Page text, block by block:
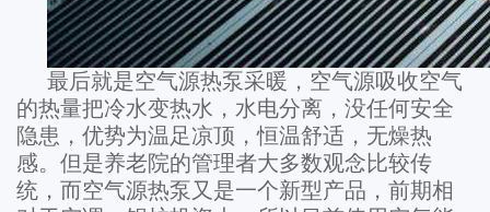
最后就是空气源热泵采暖，空气源吸收空气
的热量把冷水变热水，水电分离，没任何安全
隐患，优势为温足凉顶，恒温舒适，无燥热
感。但是养老院的管理者大多数观念比较传
统，而空气源热泵又是一个新型产品，前期相